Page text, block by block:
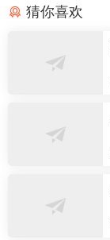
猜你喜欢